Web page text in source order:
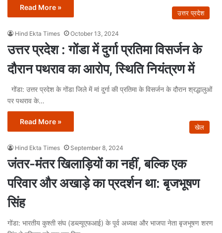
Read More »
उत्तर प्रदेश
Hind Ekta Times October 13, 2024
उत्तर प्रदेश : गोंडा में दुर्गा प्रतिमा विसर्जन के
दौरान पथराव का आरोप, स्थिति नियंत्रण में
गोंडा: उत्तर प्रदेश के गोंडा जिले में मां दु्र्गा की प्रतिमा के विसर्जन के दौरान श्रद्धालुओं
पर पथराव के…
Read More »
खेल
Hind Ekta Times September 8, 2024
जंतर-मंतर खिलाड़ियों का नहीं, बल्कि एक
परिवार और अखाड़े का प्रदर्शन था: बृजभूषण
सिंह
गोंडा: भारतीय कुश्ती संघ (डब्ल्यूएफआई) के पूर्व अध्यक्ष और भाजपा नेता बृजभूषण शरण